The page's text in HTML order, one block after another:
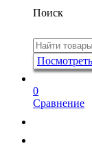
Поиск
0
Сравнение